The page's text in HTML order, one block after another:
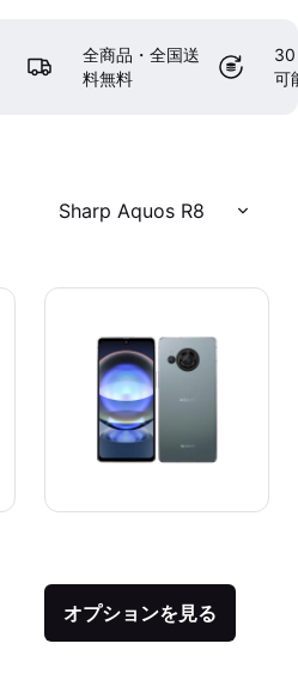
全商品・全国送
料無料
30
可
Sharp Aquos R8
オプションを見る